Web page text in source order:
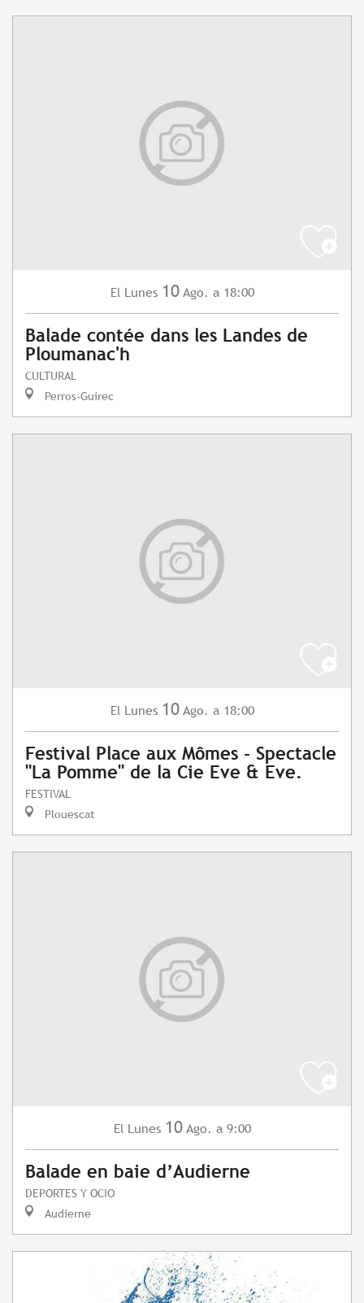
El Lunes 10 Ago. a 18:00
Balade contée dans les Landes de
Ploumanac'h
CULTURAL
Perros-Guirec
El Lunes 10 Ago. a 18:00
Festival Place aux Mômes - Spectacle
"La Pomme" de la Cie Eve & Eve.
FESTIVAL
Plouescat
El Lunes 10 Ago. a 9:00
Balade en baie d’Audierne
DEPORTES Y OCIO
Audierne